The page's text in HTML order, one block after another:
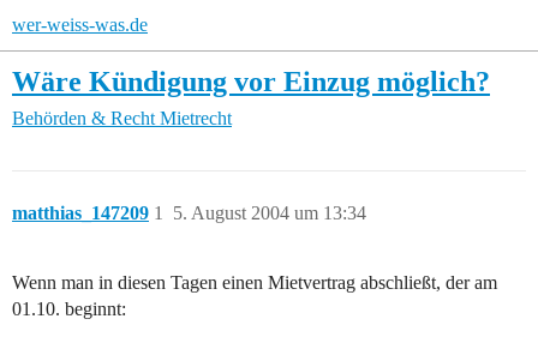
wer-weiss-was.de
Wäre Kündigung vor Einzug möglich?
Behörden & Recht Mietrecht
matthias_147209 5. August 2004 um 13:34
1
Wenn man in diesen Tagen einen Mietvertrag abschließt, der am
01.10. beginnt: